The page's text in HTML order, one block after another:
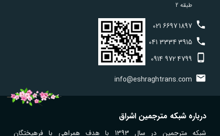
طبقه 2
021 66971897
041 33343915
0914 9724799
info@eshraghtrans.com
درباره شبکه مترجمین اشراق
شبکه مترجمین در سال 1393 با هدف همراهی با فرهیختگان